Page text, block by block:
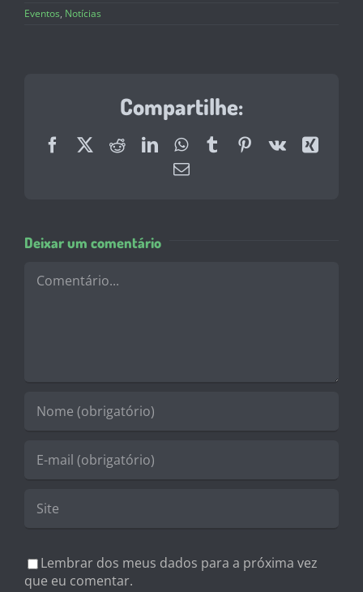
Eventos, Notícias
Compartilhe:
FacebookRedditLinkedInWhatsApp
TumblrPinterest
Vk
Xing
E-
Deixar um comentário
Lembrar dos meus dados para a próxima vez
que eu comentar.